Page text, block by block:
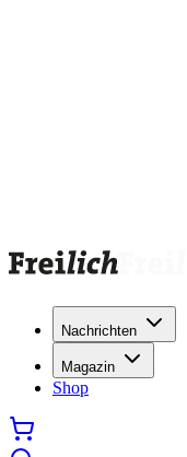
Nachrichten
Magazin
Shop